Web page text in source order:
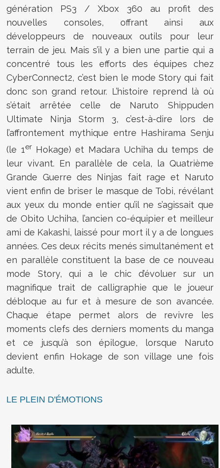
génération PS3 / Xbox 360 au profit des
nouvelles consoles, offrant ainsi aux
développeurs de nouveaux outils pour leur
terrain de jeu. Mais s’il y a bien une partie qui a
concentré tous les efforts des équipes chez
CyberConnect2, c’est bien le mode Story qui fait
donc son grand retour. L’histoire reprend là où
s’était arrêtée celle de Naruto Shippuden
Ultimate Ninja Storm 3, c’est-à-dire lors de
l’affrontement mythique entre Hashirama Senju
(le 1er Hokage) et Madara Uchiha du temps de
leur vivant. En parallèle de cela, la Quatrième
Grande Guerre des Ninjas fait rage et Naruto
vient enfin de briser le masque de Tobi, révélant
aux yeux du monde entier qu’il ne s’agissait que
de Obito Uchiha, l’ancien co-équipier et meilleur
ami de Kakashi, laissé pour mort il y a de longues
années. Ces deux récits menés simultanément et
en parallèle constituent la base de ce nouveau
mode Story, qui a le chic d’évoluer sur un
magnifique trait de calligraphie que le joueur
débloque au fur et à mesure de son avancée.
Chaque étape permet alors de revivre les
moments clefs des derniers moments du manga
et ce jusqu’à son épilogue, lorsque Naruto
devient enfin Hokage de son village une fois
adulte.
LE PLEIN D'ÉMOTIONS